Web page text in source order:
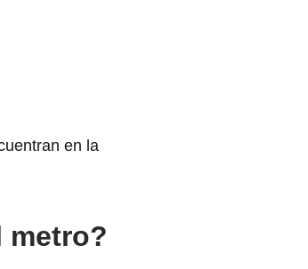
en la
metro?